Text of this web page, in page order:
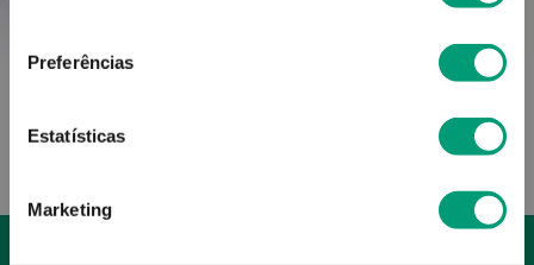
Preferências
Estatísticas
Marketing